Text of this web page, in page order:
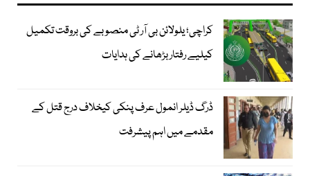
کراچی؛ یلولائن بی آر ٹی منصوبے کی بروقت تکمیل
کیلیے رفتار بڑھانے کی ہدایات
ڈرگ ڈیلر انمول عرف پنکی کیخلاف درج قتل کے
مقدمے میں اہم پیشرفت